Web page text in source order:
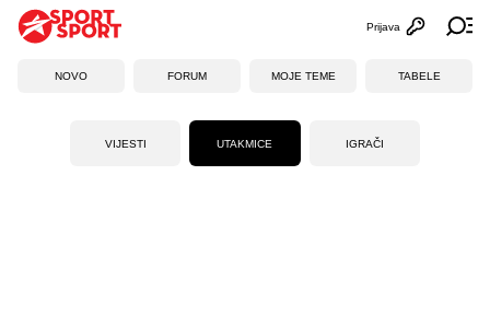
Otvori
Prijava
NOVO FORUM MOJE TEME TABELE
VIJESTI UTAKMICE IGRAČI